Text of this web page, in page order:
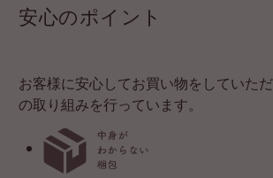
安心のポイント
お客様に安心してお買い物をしていた
の取り組みを行っています。